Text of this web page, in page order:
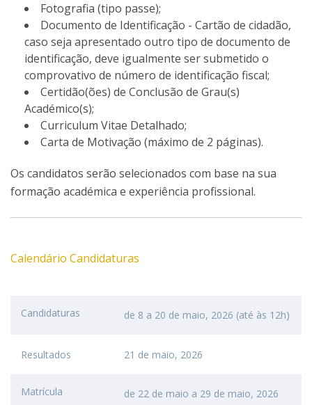
Fotografia (tipo passe);
Documento de Identificação - Cartão de cidadão,
caso seja apresentado outro tipo de documento de
identificação, deve igualmente ser submetido o
comprovativo de número de identificação fiscal;
Certidão(ões) de Conclusão de Grau(s)
Académico(s);
Curriculum Vitae Detalhado;
Carta de Motivação (máximo de 2 páginas).
Os candidatos serão selecionados com base na sua
formação académica e experiência profissional.
Calendário Candidaturas
Candidaturas de 8 a 20 de maio, 2026 (até às 12h)
Resultados 21 de maio, 2026
Matrícula de 22 de maio a 29 de maio, 2026